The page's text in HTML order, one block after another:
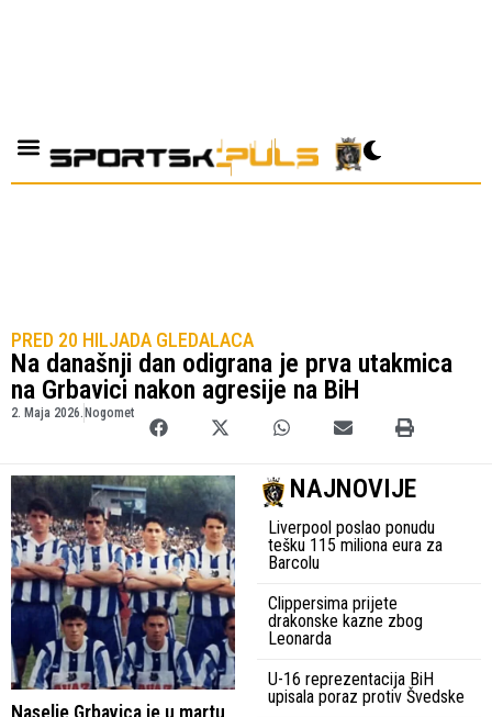
PRED 20 HILJADA GLEDALACA
Na današnji dan odigrana je prva utakmica
na Grbavici nakon agresije na BiH
2. Maja 2026. Nogomet
NAJNOVIJE
Liverpool poslao ponudu
tešku 115 miliona eura za
Barcolu
Clippersima prijete
drakonske kazne zbog
Leonarda
U-16 reprezentacija BiH
upisala poraz protiv Švedske